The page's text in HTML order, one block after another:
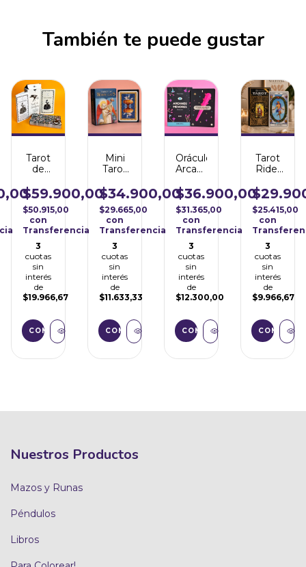
También te puede gustar
Tarot
de
$59.900,00
$50.915,00
con
Transferencia
3
cuotas
sin
interés
de
$19.966,67
Mini
Tarot
Cats
$34.900,00
$29.665,00
con
Transferencia
3
cuotas
sin
interés
de
$11.633,33
Oráculo
Arcanos
$36.900,00
$31.365,00
con
Transferencia
3
cuotas
sin
interés
de
$12.300,00
Tarot
Rider
Premium
-
Iluminarte
$25.415,00
con
3
cuotas
sin
interés
de
$9.966,67
Nuestros Productos
Mazos y Runas
Péndulos
Libros